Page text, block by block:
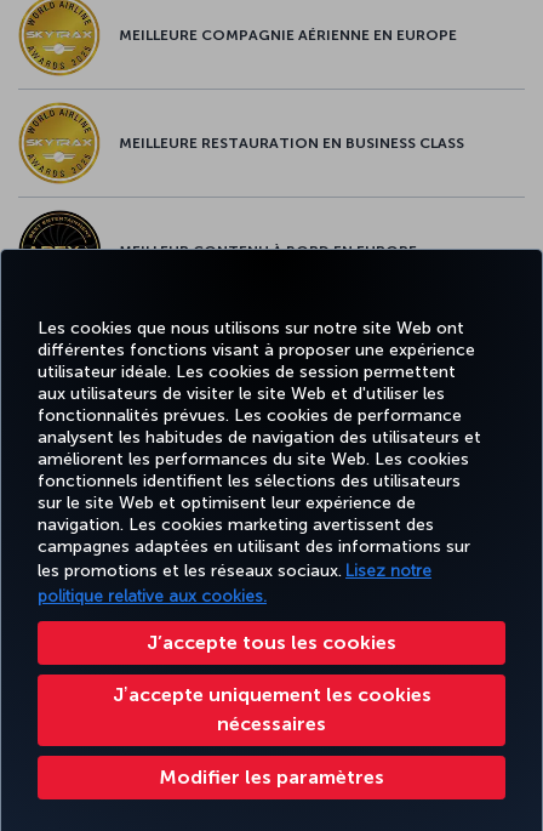
Les cookies que nous utilisons sur notre site Web ont
différentes fonctions visant à proposer une expérience
utilisateur idéale. Les cookies de session permettent
aux utilisateurs de visiter le site Web et d'utiliser les
fonctionnalités prévues. Les cookies de performance
analysent les habitudes de navigation des utilisateurs et
améliorent les performances du site Web. Les cookies
fonctionnels identifient les sélections des utilisateurs
sur le site Web et optimisent leur expérience de
navigation. Les cookies marketing avertissent des
campagnes adaptées en utilisant des informations sur
les promotions et les réseaux sociaux. Lisez notre
politique relative aux cookies.
J’accepte tous les cookies
Jʼaccepte uniquement les cookies
nécessaires
Modifier les paramètres
MEILLEURE COMPAGNIE AÉRIENNE EN EUROPE
MEILLEURE RESTAURATION EN BUSINESS CLASS
MEILLEUR CONTENU À BORD EN EUROPE
MEILLEUR WI-FI EN EUROPE
Facebook
TwitterInstagram
YouTubeLinkedIn
TiktokBlogPinterest
RÉSERVER
ET GÉRER
EXPÉRIENCE
OFFRES ET
DESTINATIONS
AIDE
MILES
&
Accessibilité
Modifier les paramètres des cookies. Plan de service client US DOT
Droits des personnes concernées dans l’UE.
Turkish Airlines Copyright © 1996 - 2026